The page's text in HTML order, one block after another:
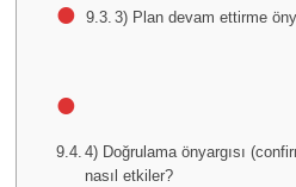
3) Plan devam ettirme
4) Doğrulama önyargısı
nasıl etkiler?